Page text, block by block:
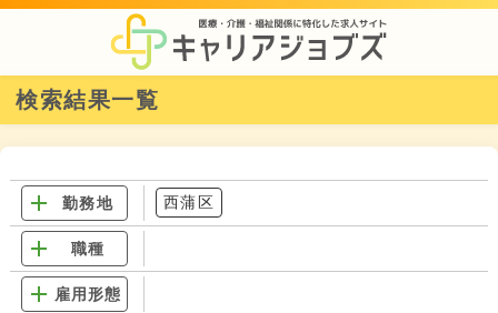
検索結果一覧
勤務地 西蒲区
職種
雇用形態